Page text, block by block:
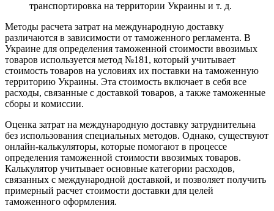
транспортировка на территории Украины и т. д.
Методы расчета затрат на международную доставку
различаются в зависимости от таможенного регламента. В
Украине для определения таможенной стоимости ввозимых
товаров используется метод №181, который учитывает
стоимость товаров на условиях их поставки на таможенную
территорию Украины. Эта стоимость включает в себя все
расходы, связанные с доставкой товаров, а также таможенные
сборы и комиссии.
Оценка затрат на международную доставку затруднительна
без использования специальных методов. Однако, существуют
онлайн-калькуляторы, которые помогают в процессе
определения таможенной стоимости ввозимых товаров.
Калькулятор учитывает основные категории расходов,
связанных с международной доставкой, и позволяет получить
примерный расчет стоимости доставки для целей
таможенного оформления.